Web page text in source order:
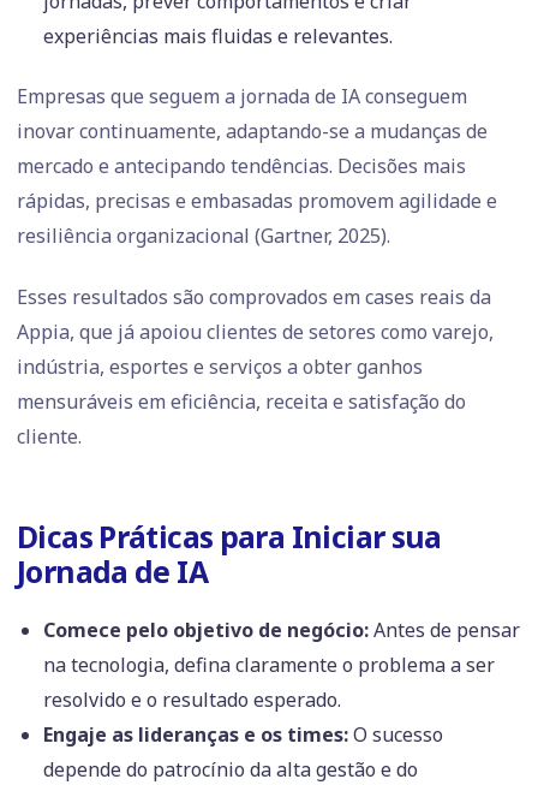
experiências mais fluidas e relevantes.
Empresas que seguem a jornada de IA conseguem
inovar continuamente, adaptando-se a mudanças de
mercado e antecipando tendências. Decisões mais
rápidas, precisas e embasadas promovem agilidade e
resiliência organizacional (Gartner, 2025).
Esses resultados são comprovados em cases reais da
Appia, que já apoiou clientes de setores como varejo,
indústria, esportes e serviços a obter ganhos
mensuráveis em eficiência, receita e satisfação do
cliente.
Dicas Práticas para Iniciar sua
Jornada de IA
Comece pelo objetivo de negócio:Antes de pensar
na tecnologia, defina claramente o problema a ser
resolvido e o resultado esperado.
Engaje as lideranças e os times:O sucesso
depende do patrocínio da alta gestão e do